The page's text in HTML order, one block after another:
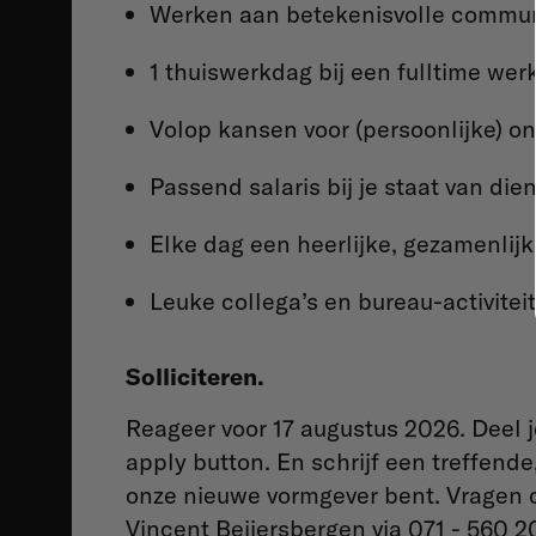
Werken aan betekenisvolle
1 thuiswerkdag bij een fulltime
Volop kansen voor (persoonlijke)
Passend salaris bij je staat van
Elke dag een heerlijke,
Leuke collega’s en bureau-
Solliciteren.
Reageer voor 17 augustus 2026.
apply button. En schrijf een
onze nieuwe vormgever bent.
Vincent Beijersbergen via 071 - 560